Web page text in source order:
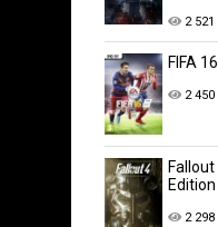
2 521
FIFA 16
2 450
Edition
2 298